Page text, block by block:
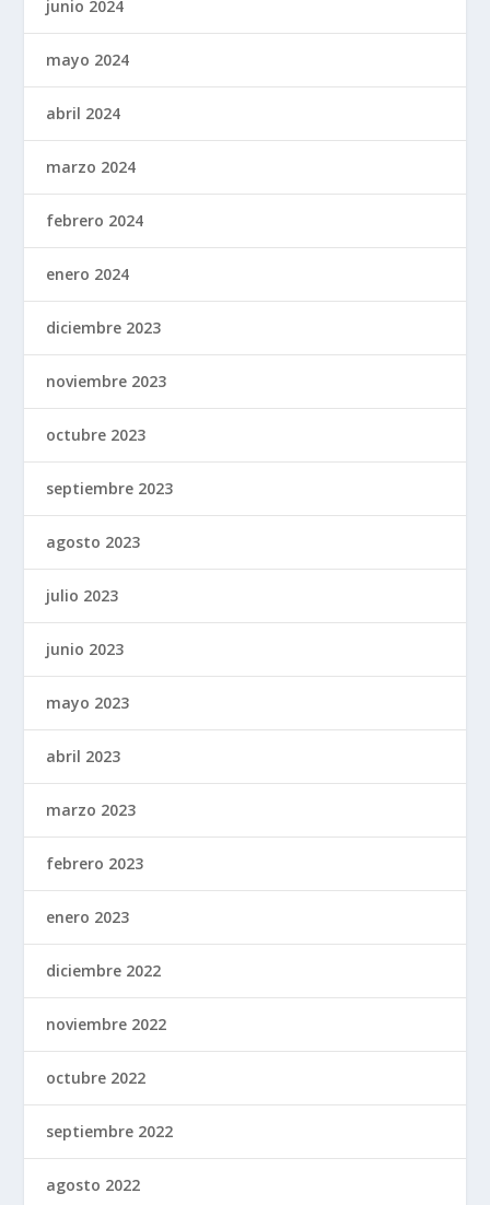
junio 2024
mayo 2024
abril 2024
marzo 2024
febrero 2024
enero 2024
diciembre 2023
noviembre 2023
octubre 2023
septiembre 2023
agosto 2023
julio 2023
junio 2023
mayo 2023
abril 2023
marzo 2023
febrero 2023
enero 2023
diciembre 2022
noviembre 2022
octubre 2022
septiembre 2022
agosto 2022